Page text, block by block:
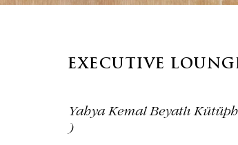
EXECUTIVE
Yahya Kemal Beyatlı
)